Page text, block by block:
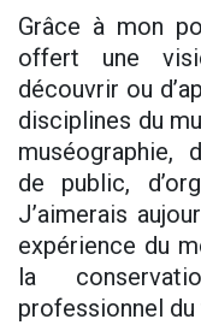
Grâce à mon
offert une
découvrir ou
disciplines du
muséographie,
de public,
J’aimerais
expérience du
la
professionnel du